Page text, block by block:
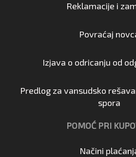
Reklamacije i
Povraćaj
Izjava o odricanju od
Predlog za vansudsko
spora
POMOĆ PRI
Načini